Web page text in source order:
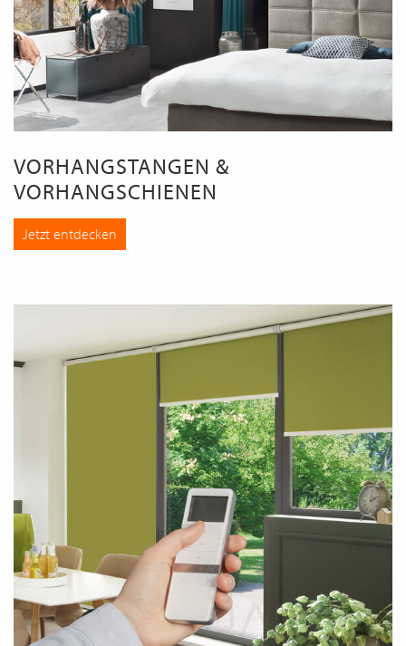
VORHANGSTANGEN &
VORHANGSCHIENEN
Jetzt entdecken